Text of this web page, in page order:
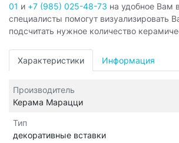
01 и +7 (985) 025-48-73 на удобное Вам
специалисты помогут визуализировать
подсчитать нужное количество
Характеристики Информация
Производитель
Керама Марацци
Тип
декоративные вставки